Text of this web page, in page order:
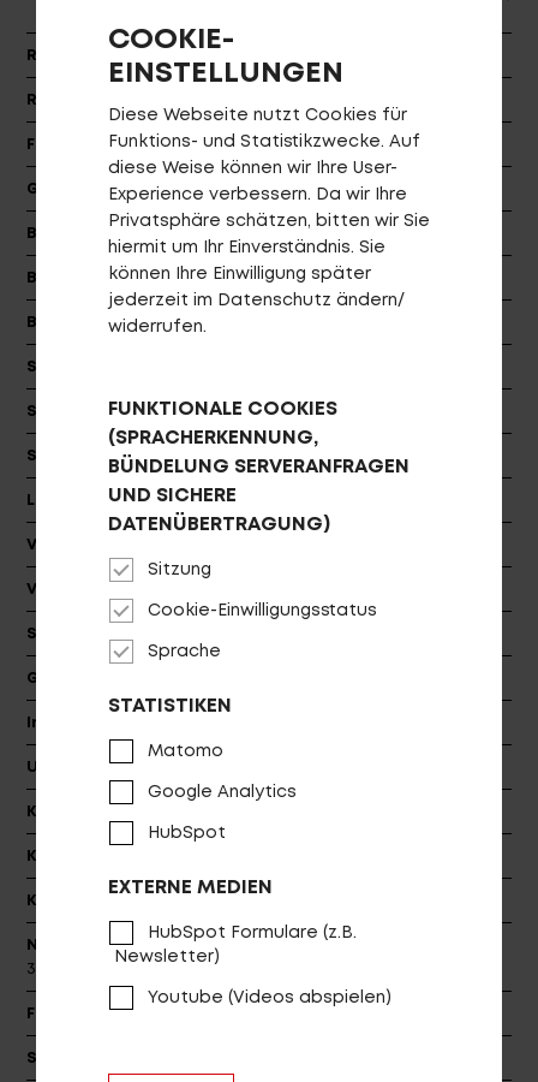
de-DE Login
HÄNDLERSUCHE
Rahmen
Rahmengrößen
Farbe mattschwarz (anthrazit/dunkelsilber)
Gabel SR Suntour NEX Coil DS
Bremsen Tektro HD-T275
Bremsscheiben TR180-24 6-Bolt
Bremshebel Tektro HD-T275
Schaltwerk
Schalthebel Shimano SL-M360-L / -8R
Schaltzugaußenhülle Jagwire A-Standard
Lenker PROCRAFT RISER PRO
Vorbau
Vorbaulänge
Steuersatz
Griffe
Innenlager
Umwerfer Shimano FD-TY700-TSM3, dia: 34.9
Kassette
Kurbel
Kette
Naben
Shimano DH-3D32-QR, 32H / PROCRAFT DC-
32, 32H 6-Bolt
Felge PROCRAFT by Jalco JD 200, IW20
Speichen
COOKIE-
EINSTELLUNGEN
Diese Webseite nutzt Cookies für
Funktions- und Statistikzwecke. Auf
diese Weise können wir Ihre User-
Experience verbessern. Da wir Ihre
Privatsphäre schätzen, bitten wir Sie
hiermit um Ihr Einverständnis. Sie
können Ihre Einwilligung später
jederzeit im Datenschutz ändern/
widerrufen.
FUNKTIONALE COOKIES
(SPRACHERKENNUNG,
BÜNDELUNG SERVERANFRAGEN
UND SICHERE
DATENÜBERTRAGUNG)
Sitzung
Cookie-Einwilligungsstatus
Sprache
STATISTIKEN
Matomo
Google Analytics
HubSpot
EXTERNE MEDIEN
HubSpot Formulare (z.B.
Newsletter)
Youtube (Videos abspielen)